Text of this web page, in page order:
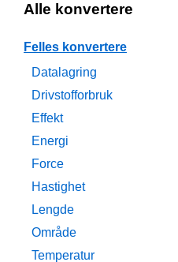
Alle konvertere
Felles konvertere
Datalagring
Drivstofforbruk
Effekt
Energi
Force
Hastighet
Lengde
Område
Temperatur